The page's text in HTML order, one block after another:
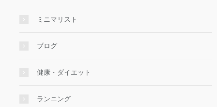
ミニマリスト
ブログ
健康・ダイエット
ランニング